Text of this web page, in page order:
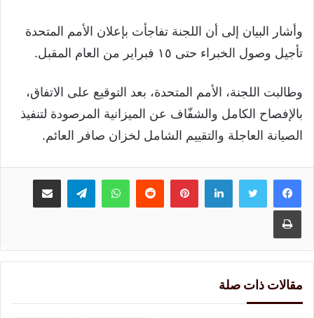
وأشار البيان إلى أن اللجنة تفاجأت بإعلان الأمم المتحدة
تأجيل وصول الخبراء حتى ١٥ فبراير من العام المقبل.
وطالبت اللجنة، الأمم المتحدة، بعد التوقيع على الاتفاق،
بالإفصاح الكامل والشفّاف عن الميزانية المرصودة لتنفيذ
الصيانة العاجلة والتقييم الشامل لخزان صافر العائم.
لينكدإنبينتيريست واتسابتيلقرام مشاركة عبر البريد
طباعة
مقالات ذات صلة